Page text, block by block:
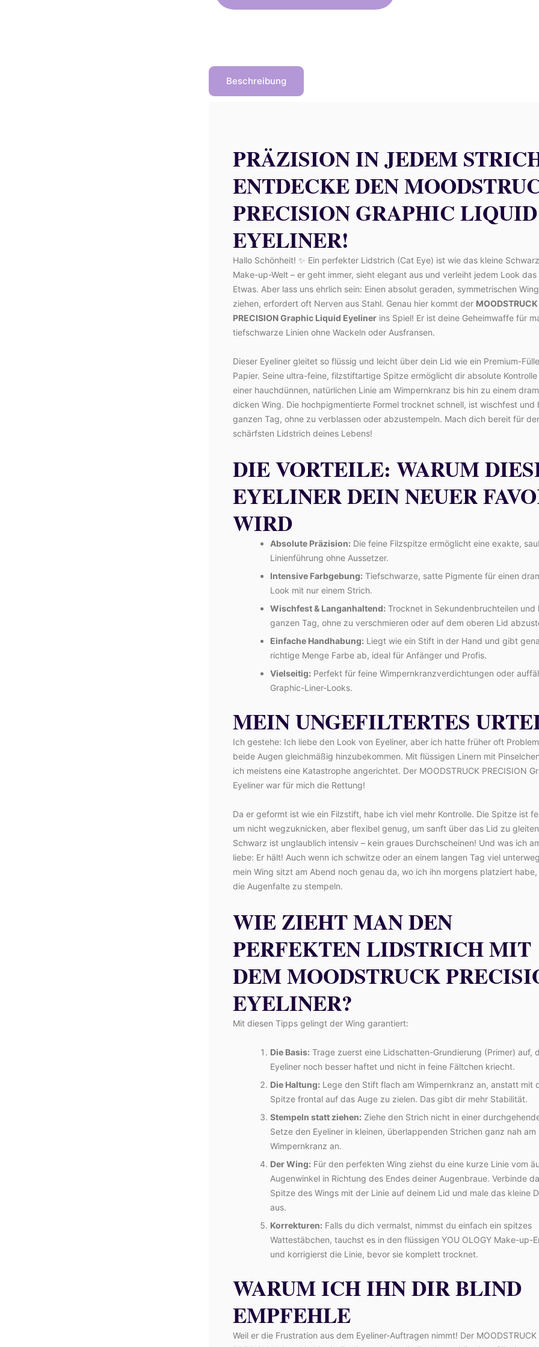
26,00 €23,40 €.
Beschreibung
PRÄZISION IN JEDEM
ENTDECKE DEN
PRECISION GRAPHIC LIQUID
EYELINER!
Hallo Schönheit! ✨ Ein perfekter Lidstrich (Cat Eye) ist wie das kleine
Make-up-Welt – er geht immer, sieht elegant aus und verleiht jedem Look das
Etwas. Aber lass uns ehrlich sein: Einen absolut geraden, symmetrischen
ziehen, erfordert oft Nerven aus Stahl. Genau hier kommt der MOODSTRUCK
PRECISION Graphic Liquid Eyeliner ins Spiel! Er ist deine Geheimwaffe für
tiefschwarze Linien ohne Wackeln oder Ausfransen.
Dieser Eyeliner gleitet so flüssig und leicht über dein Lid wie ein Premium-
Papier. Seine ultra-feine, filzstiftartige Spitze ermöglicht dir absolute Kontrolle
einer hauchdünnen, natürlichen Linie am Wimpernkranz bis hin zu einem
dicken Wing. Die hochpigmentierte Formel trocknet schnell, ist wischfest und
ganzen Tag, ohne zu verblassen oder abzustempeln. Mach dich bereit für
schärfsten Lidstrich deines Lebens!
DIE VORTEILE: WARUM
EYELINER DEIN NEUER
WIRD
Absolute Präzision: Die feine Filzspitze ermöglicht eine exakte,
Linienführung ohne Aussetzer.
Intensive Farbgebung: Tiefschwarze, satte Pigmente für einen
Look mit nur einem Strich.
Wischfest & Langanhaltend: Trocknet in Sekundenbruchteilen und
ganzen Tag, ohne zu verschmieren oder auf dem oberen Lid
Einfache Handhabung: Liegt wie ein Stift in der Hand und gibt
richtige Menge Farbe ab, ideal für Anfänger und Profis.
Vielseitig: Perfekt für feine Wimpernkranzverdichtungen oder
Graphic-Liner-Looks.
MEIN UNGEFILTERTES
Ich gestehe: Ich liebe den Look von Eyeliner, aber ich hatte früher oft
beide Augen gleichmäßig hinzubekommen. Mit flüssigen Linern mit
ich meistens eine Katastrophe angerichtet. Der MOODSTRUCK PRECISION
Eyeliner war für mich die Rettung!
Da er geformt ist wie ein Filzstift, habe ich viel mehr Kontrolle. Die Spitze ist
um nicht wegzuknicken, aber flexibel genug, um sanft über das Lid zu
Schwarz ist unglaublich intensiv – kein graues Durchscheinen! Und was ich
liebe: Er hält! Auch wenn ich schwitze oder an einem langen Tag viel
mein Wing sitzt am Abend noch genau da, wo ich ihn morgens platziert habe,
die Augenfalte zu stempeln.
WIE ZIEHT MAN DEN
PERFEKTEN LIDSTRICH MIT
DEM MOODSTRUCK
EYELINER?
Mit diesen Tipps gelingt der Wing garantiert:
Die Basis: Trage zuerst eine Lidschatten-Grundierung (Primer) auf,
Eyeliner noch besser haftet und nicht in feine Fältchen kriecht.
Die Haltung: Lege den Stift flach am Wimpernkranz an, anstatt mit
Spitze frontal auf das Auge zu zielen. Das gibt dir mehr Stabilität.
Stempeln statt ziehen: Ziehe den Strich nicht in einer
Setze den Eyeliner in kleinen, überlappenden Strichen ganz nah am
Wimpernkranz an.
Der Wing: Für den perfekten Wing ziehst du eine kurze Linie vom
Augenwinkel in Richtung des Endes deiner Augenbraue. Verbinde
Spitze des Wings mit der Linie auf deinem Lid und male das kleine
aus.
Korrekturen: Falls du dich vermalst, nimmst du einfach ein spitzes
Wattestäbchen, tauchst es in den flüssigen YOU OLOGY Make-up-
und korrigierst die Linie, bevor sie komplett trocknet.
WARUM ICH IHN DIR BLIND
EMPFEHLE
Weil er die Frustration aus dem Eyeliner-Auftragen nimmt! Der MOODSTRUCK